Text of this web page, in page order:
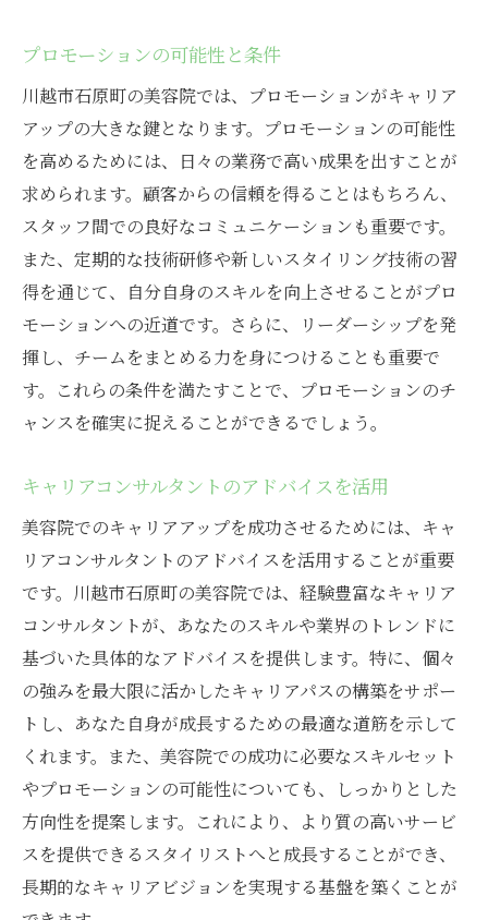
プロモーションの可能性と条件
川越市石原町の美容院では、プロモーションがキャリア
アップの大きな鍵となります。プロモーションの可能性
を高めるためには、日々の業務で高い成果を出すことが
求められます。顧客からの信頼を得ることはもちろん、
スタッフ間での良好なコミュニケーションも重要です。
また、定期的な技術研修や新しいスタイリング技術の習
得を通じて、自分自身のスキルを向上させることがプロ
モーションへの近道です。さらに、リーダーシップを発
揮し、チームをまとめる力を身につけることも重要で
す。これらの条件を満たすことで、プロモーションのチ
ャンスを確実に捉えることができるでしょう。
キャリアコンサルタントのアドバイスを活用
美容院でのキャリアアップを成功させるためには、キャ
リアコンサルタントのアドバイスを活用することが重要
です。川越市石原町の美容院では、経験豊富なキャリア
コンサルタントが、あなたのスキルや業界のトレンドに
基づいた具体的なアドバイスを提供します。特に、個々
の強みを最大限に活かしたキャリアパスの構築をサポー
トし、あなた自身が成長するための最適な道筋を示して
くれます。また、美容院での成功に必要なスキルセット
やプロモーションの可能性についても、しっかりとした
方向性を提案します。これにより、より質の高いサービ
スを提供できるスタイリストへと成長することができ、
長期的なキャリアビジョンを実現する基盤を築くことが